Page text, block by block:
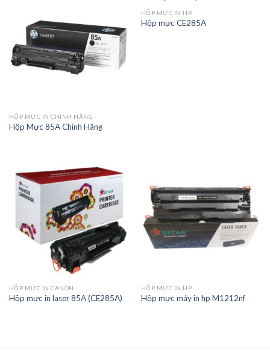
HỘP MỰC IN CHÍNH HÃNG
Hộp Mực 85A Chính Hãng
HỘP MỰC IN HP
Hộp mực CE285A
HỘP MỰC IN CANON
Hộp mực in laser 85A (CE285A)
HỘP MỰC IN HP
Hộp mực máy in hp M1212nf